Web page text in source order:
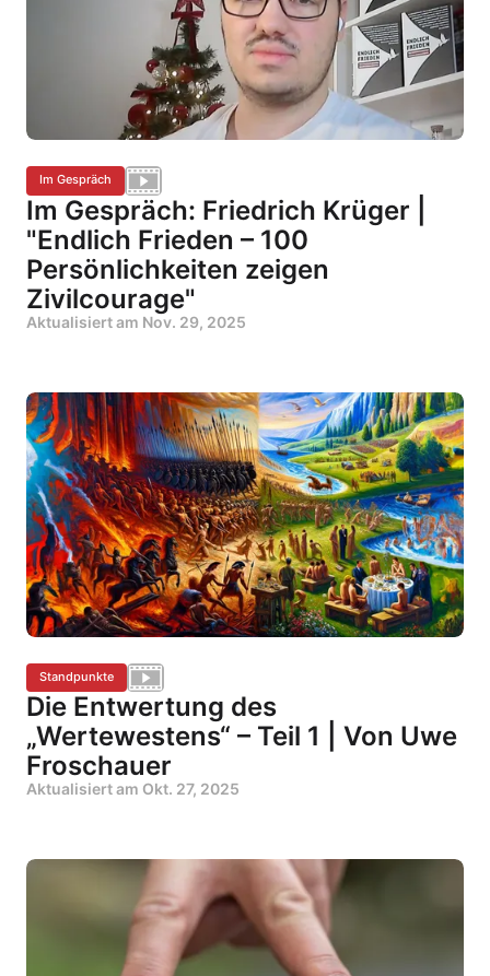
Im Gespräch
Im Gespräch: Friedrich Krüger |
"Endlich Frieden – 100
Persönlichkeiten zeigen
Zivilcourage"
Aktualisiert am Nov. 29, 2025
Standpunkte
Die Entwertung des
„Wertewestens“ – Teil 1 | Von Uwe
Froschauer
Aktualisiert am Okt. 27, 2025